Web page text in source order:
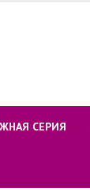
СЕРИЯ